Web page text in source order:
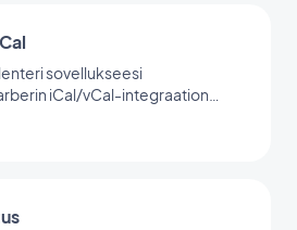
sovellukseesi
iCal/vCal-integraation